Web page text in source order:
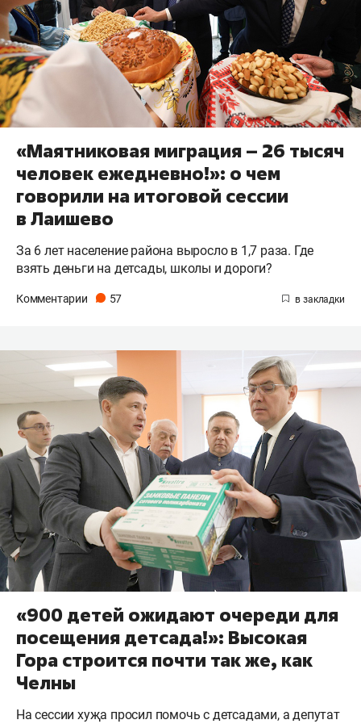
«Маятниковая миграция – 26 тысяч
человек ежедневно!»: о чем
говорили на итоговой сессии
в Лаишево
За 6 лет население района выросло в 1,7 раза. Где
взять деньги на детсады, школы и дороги?
Комментарии 57
«900 детей ожидают очереди для
посещения детсада!»: Высокая
Гора строится почти так же, как
Челны
На сессии хуҗа просил помочь с детсадами, а депутат